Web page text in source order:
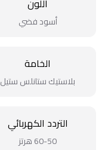
اللون
أسود فضي
الخامة
بلاستيك ستانلس ستيل
التردد الكهربائي
60-50 هرتز